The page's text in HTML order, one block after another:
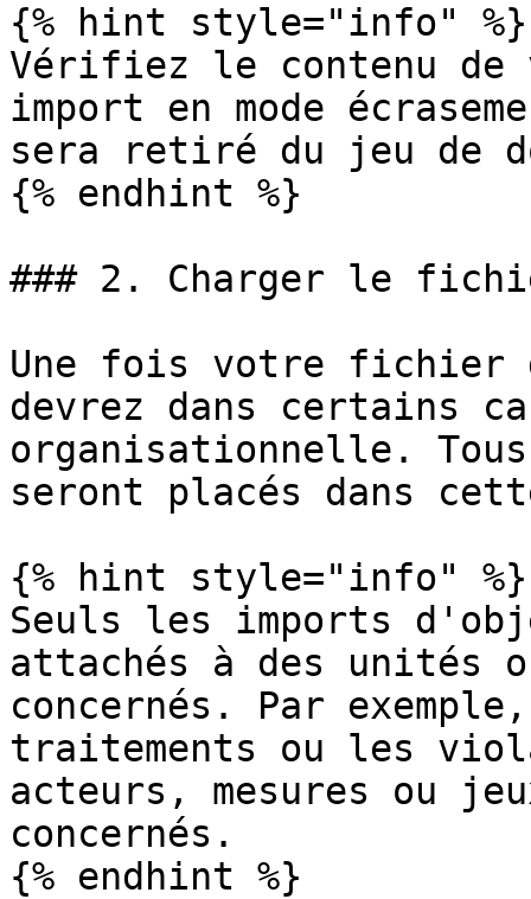
{% hint style="info" %}
Vérifiez le contenu
import en mode
sera retiré du jeu de
{% endhint %}
### 2. Charger le
Une fois votre fichier
devrez dans certains
organisationnelle.
seront placés dans
{% hint style="info" %}
Seuls les imports
attachés à des unités
concernés. Par
traitements ou les
acteurs, mesures ou
concernés.
{% endhint %}